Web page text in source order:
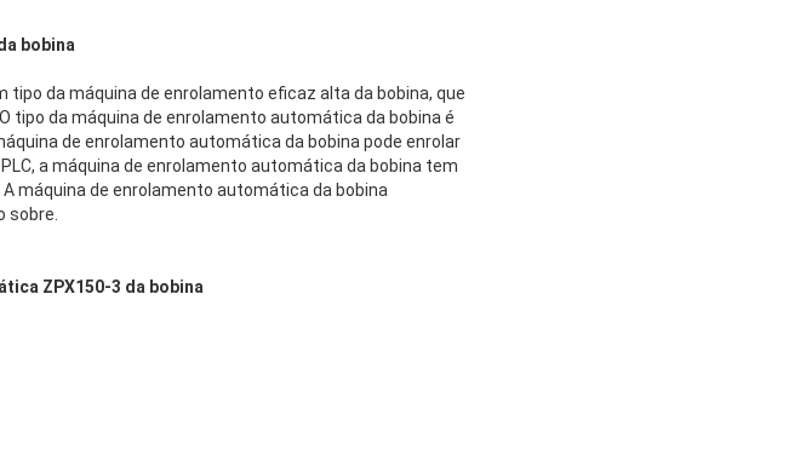
bobina
da máquina de enrolamento eficaz alta da bobina, que
tipo da máquina de enrolamento automática da bobina é
de enrolamento automática da bobina pode enrolar
a máquina de enrolamento automática da bobina tem
máquina de enrolamento automática da bobina
sobre.
ZPX150-3 da bobina